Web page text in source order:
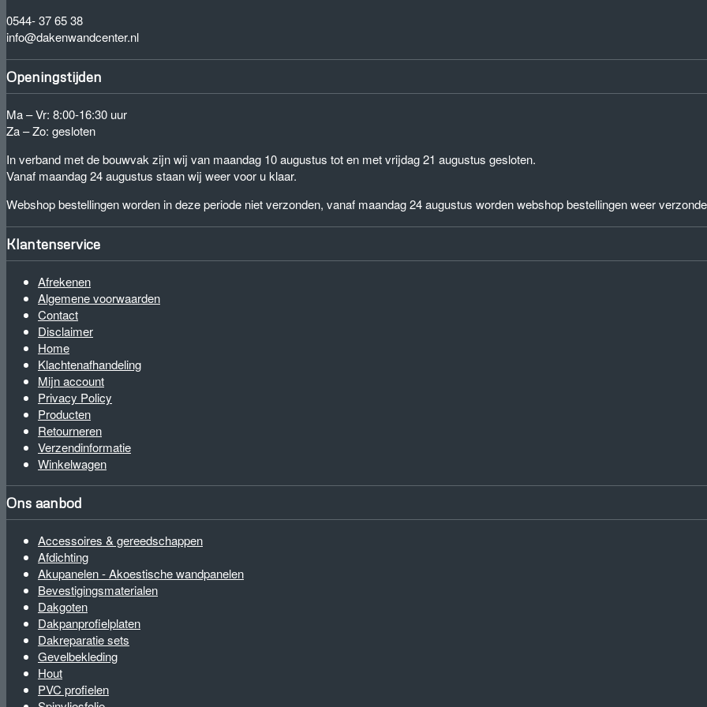
0544- 37 65 38
info@dakenwandcenter.nl
Openingstijden
Ma – Vr: 8:00-16:30 uur
Za – Zo: gesloten
In verband met de bouwvak zijn wij van maandag 10 augustus tot en met vrijdag 21 augustus gesloten.
Vanaf maandag 24 augustus staan wij weer voor u klaar.
Webshop bestellingen worden in deze periode niet verzonden, vanaf maandag 24 augustus worden webshop bestellingen weer
Klantenservice
Afrekenen
Algemene voorwaarden
Contact
Disclaimer
Home
Klachtenafhandeling
Mijn account
Privacy Policy
Producten
Retourneren
Verzendinformatie
Winkelwagen
Ons aanbod
Accessoires & gereedschappen
Afdichting
Akupanelen - Akoestische wandpanelen
Bevestigingsmaterialen
Dakgoten
Dakpanprofielplaten
Dakreparatie sets
Gevelbekleding
Hout
PVC profielen